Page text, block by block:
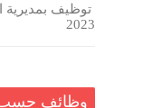
توظيف بمديرية
2023
وظائف حسب